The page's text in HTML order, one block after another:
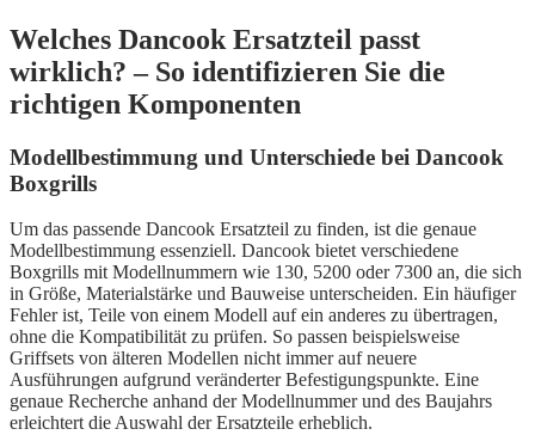
Welches Dancook Ersatzteil passt
wirklich? – So identifizieren Sie die
richtigen Komponenten
Modellbestimmung und Unterschiede bei Dancook
Boxgrills
Um das passende Dancook Ersatzteil zu finden, ist die genaue
Modellbestimmung essenziell. Dancook bietet verschiedene
Boxgrills mit Modellnummern wie 130, 5200 oder 7300 an, die sich
in Größe, Materialstärke und Bauweise unterscheiden. Ein häufiger
Fehler ist, Teile von einem Modell auf ein anderes zu übertragen,
ohne die Kompatibilität zu prüfen. So passen beispielsweise
Griffsets von älteren Modellen nicht immer auf neuere
Ausführungen aufgrund veränderter Befestigungspunkte. Eine
genaue Recherche anhand der Modellnummer und des Baujahrs
erleichtert die Auswahl der Ersatzteile erheblich.